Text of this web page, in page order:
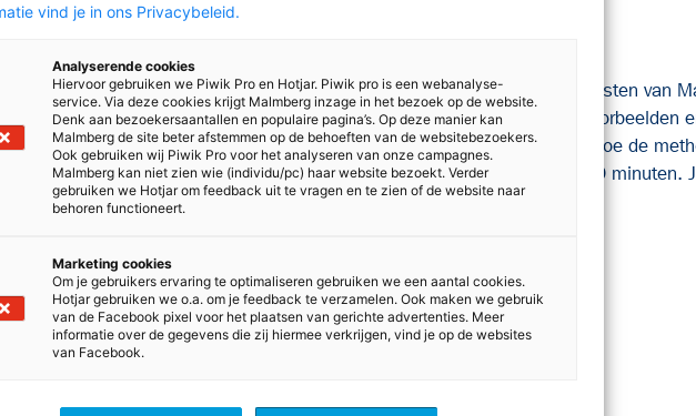
Laat je bijpraten door de methodespecialisten van
Station Zuid. Aan de hand van heldere
een goed beeld van het lesmateriaal en hoe de
leerlingen. Het webinar duurt ongeveer 30 minuten.
worden via e-mail beantwoord.
vind je in ons Privacybeleid.
Analyserende cookies
Hiervoor gebruiken we Piwik Pro en Hotjar. Piwik pro is een webanalyse-
service. Via deze cookies krijgt Malmberg inzage in het bezoek op de website.
Denk aan bezoekersaantallen en populaire pagina’s. Op deze manier kan
Malmberg de site beter afstemmen op de behoeften van de websitebezoekers.
Ook gebruiken wij Piwik Pro voor het analyseren van onze campagnes.
Malmberg kan niet zien wie (individu/pc) haar website bezoekt. Verder
gebruiken we Hotjar om feedback uit te vragen en te zien of de website naar
behoren functioneert.
Marketing cookies
Om je gebruikers ervaring te optimaliseren gebruiken we een aantal cookies.
Hotjar gebruiken we o.a. om je feedback te verzamelen. Ook maken we gebruik
van de Facebook pixel voor het plaatsen van gerichte advertenties. Meer
informatie over de gegevens die zij hiermee verkrijgen, vind je op de websites
van Facebook.